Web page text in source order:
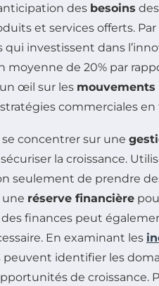
des besoins
et services offerts.
investissent dans
moyenne de 20% par
un œil sur les mouvements
commerciales
concentrer sur une
la croissance.
seulement de prendre
une réserve financière
finances peut
En examinant les
peuvent identifier les
de croissance.